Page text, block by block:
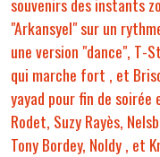
"Arkansyel" sur un
une version "dance", T-
qui marche fort , et
yayad pour fin de soirée
Rodet, Suzy Rayès,
Tony Bordey, Noldy , et